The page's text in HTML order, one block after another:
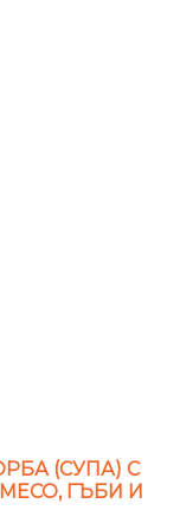
(СУПА) С
ГЪБИ И